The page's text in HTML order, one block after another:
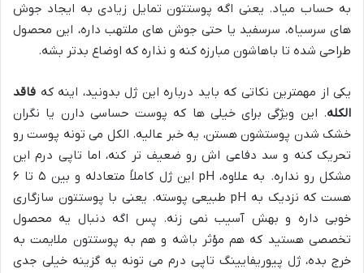
به حساب میاد. یعنی اگه پوستتون تمایل زیادی به ایجاد جوش
های سرسیاه، سرسفید یا حتی جوش های ملتهب داره، این محصول
طراحی شده تا باهاشون مبارزه کنه و نذاره که اوضاع بدتر بشه.
یکی از مهمترین نکاتی که باید درباره این ژل بدونید، اینه که فاقد
الکله. این ویژگی برای خیلی ها که پوست حساسی دارن یا نگران
خشک شدن پوستشون هستن، یه خبر عالیه. الکل می تونه پوست رو
تحریک کنه و سد دفاعی اش رو ضعیف تر کنه، اما تاپی درم این
مشکل رو نداره. به علاوه، pH این ژل کاملاً متعادله و بین ۵ تا ۶
هست که نزدیک به pH طبیعی پوسته. یعنی با پوستتون سازگاری
خوبی داره و بهش آسیب نمی زنه. پس اگه دنبال یه محصول
تخصصی هستید که هم مؤثر باشه و هم به پوستتون ملایمت به
خرج بده، ژل پیوریفایینگ تاپی درم می تونه یه گزینه خیلی جدی